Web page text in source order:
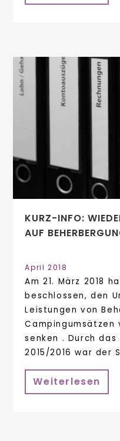
KURZ-INFO:
AUF
April 2018
Am 21. März 2018
beschlossen, den
Leistungen von
Campingumsätzen
senken . Durch
2015/2016 war der
Weiterlesen